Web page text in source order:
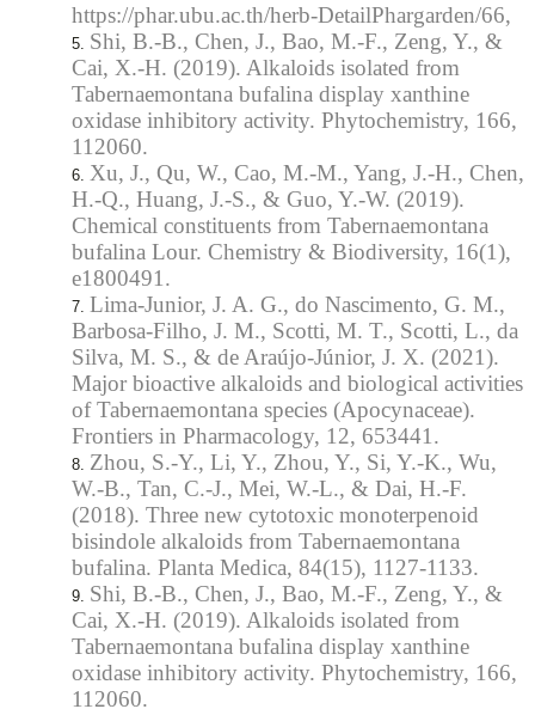
https://phar.ubu.ac.th/herb-DetailPhargarden/66,
Shi, B.-B., Chen, J., Bao, M.-F., Zeng, Y., &
Cai, X.-H. (2019). Alkaloids isolated from
Tabernaemontana bufalina display xanthine
oxidase inhibitory activity. Phytochemistry, 166,
112060.
Xu, J., Qu, W., Cao, M.-M., Yang, J.-H., Chen,
H.-Q., Huang, J.-S., & Guo, Y.-W. (2019).
Chemical constituents from Tabernaemontana
bufalina Lour. Chemistry & Biodiversity, 16(1),
e1800491.
Lima-Junior, J. A. G., do Nascimento, G. M.,
Barbosa-Filho, J. M., Scotti, M. T., Scotti, L., da
Silva, M. S., & de Araújo-Júnior, J. X. (2021).
Major bioactive alkaloids and biological activities
of Tabernaemontana species (Apocynaceae).
Frontiers in Pharmacology, 12, 653441.
Zhou, S.-Y., Li, Y., Zhou, Y., Si, Y.-K., Wu,
W.-B., Tan, C.-J., Mei, W.-L., & Dai, H.-F.
(2018). Three new cytotoxic monoterpenoid
bisindole alkaloids from Tabernaemontana
bufalina. Planta Medica, 84(15), 1127-1133.
Shi, B.-B., Chen, J., Bao, M.-F., Zeng, Y., &
Cai, X.-H. (2019). Alkaloids isolated from
Tabernaemontana bufalina display xanthine
oxidase inhibitory activity. Phytochemistry, 166,
112060.